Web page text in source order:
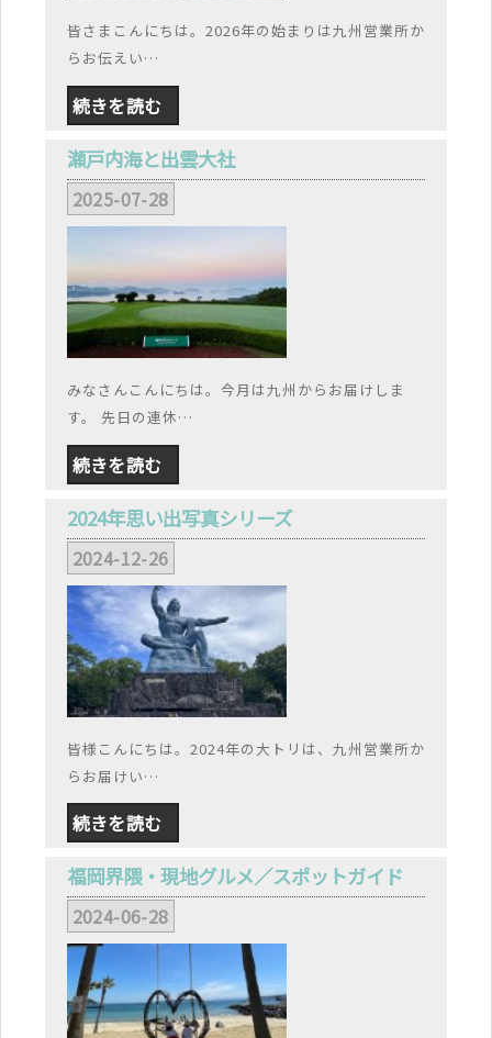
皆さまこんにちは。2026年の始まりは九州営業所か
らお伝えい…
続きを読む
瀬戸内海と出雲大社
2025-07-28
みなさんこんにちは。今月は九州からお届けしま
す。 先日の連休…
続きを読む
2024年思い出写真シリーズ
2024-12-26
皆様こんにちは。2024年の大トリは、九州営業所か
らお届けい…
続きを読む
福岡界隈・現地グルメ／スポットガイド
2024-06-28